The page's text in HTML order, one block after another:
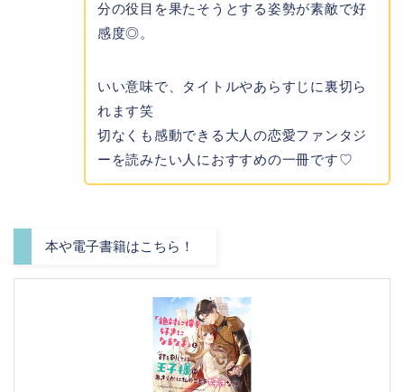
分の役目を果たそうとする姿勢が素敵で好
感度◎。
いい意味で、タイトルやあらすじに裏切ら
れます笑
切なくも感動できる大人の恋愛ファンタジ
ーを読みたい人におすすめの一冊です♡
本や電子書籍はこちら！